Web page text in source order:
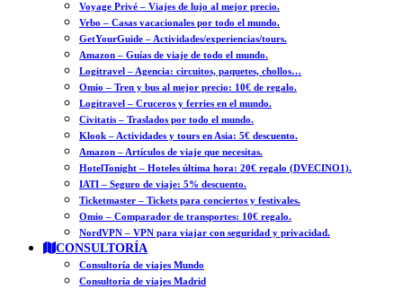
Voyage Privé – Viajes de lujo al mejor precio.
Vrbo – Casas vacacionales por todo el mundo.
GetYourGuide – Actividades/experiencias/tours.
Amazon – Guías de viaje de todo el mundo.
Logitravel – Agencia: circuitos, paquetes, chollos…
Omio – Tren y bus al mejor precio: 10€ de regalo.
Logitravel – Cruceros y ferries en el mundo.
Civitatis – Traslados por todo el mundo.
Klook – Actividades y tours en Asia: 5€ descuento.
Amazon – Artículos de viaje que necesitas.
HotelTonight – Hoteles última hora: 20€ regalo (DVECINO1).
IATI – Seguro de viaje: 5% descuento.
Ticketmaster – Tickets para conciertos y festivales.
Omio – Comparador de transportes: 10€ regalo.
NordVPN – VPN para viajar con seguridad y privacidad.
CONSULTORÍA
Consultoría de viajes Mundo
Consultoría de viajes Madrid